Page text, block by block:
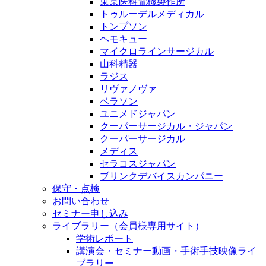
トゥルーデルメディカル
トンプソン
ヘモキュー
マイクロラインサージカル
山科精器
ラジス
リヴァノヴァ
ベラソン
ユニメドジャパン
クーパーサージカル・ジャパン
クーパーサージカル
メディス
セラコスジャパン
ブリンクデバイスカンパニー
保守・点検
お問い合わせ
セミナー申し込み
ライブラリー（会員様専用サイト）
学術レポート
講演会・セミナー動画・手術手技映像ライ
ブラリー